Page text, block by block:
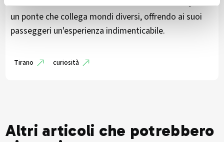
Il Trenino Rosso del Bernina non è solo un treno, ma
un ponte che collega mondi diversi, offrendo ai suoi
passeggeri un'esperienza indimenticabile.
Tirano curiosità
Altri articoli che potrebbero